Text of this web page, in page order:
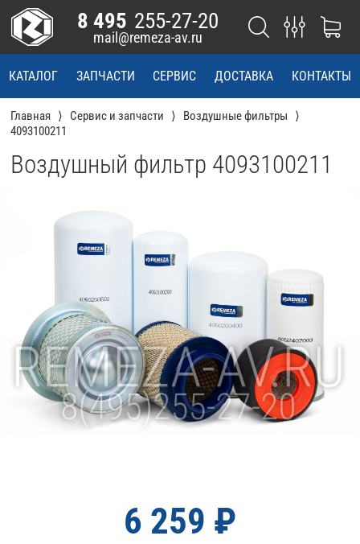
КАТАЛОГ ЗАПЧАСТИ СЕРВИС ДОСТАВКА КОНТАКТЫ
8 495 255-27-20
mail@remeza-av.ru
Главная Сервис и запчасти
Воздушные фильтры
4093100211
Воздушный фильтр 4093100211
6 259 ₽